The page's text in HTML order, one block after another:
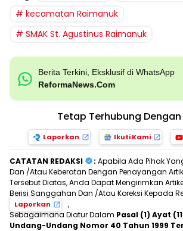
kecamatan Raimanuk
SMAK St. Agustinus Raimanuk
Berita Terkini, Eksklusif di WhatsApp
ReformaNews.Com
Tetap Terhubung Dengan
Laporkan Ikuti Kami
CATATAN REDAKSI : Apabila Ada Pihak
Dan /Atau Keberatan Dengan Penayangan
Tersebut Diatas, Anda Dapat Mengirimkan
Berisi Sanggahan Dan /Atau Koreksi Kepada
Laporkan
,
Sebagaimana Diatur Dalam Pasal (1) Ayat
Undang-Undang Nomor 40 Tahun 1999